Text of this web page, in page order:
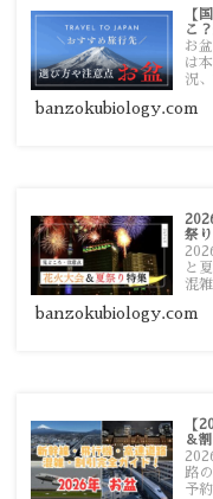
【
こ
お
は
況
す。
banzokubiology.com
祭
と
混
banzokubiology.com
【
＆
路
予